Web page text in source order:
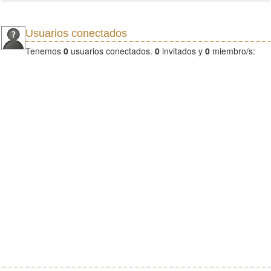
Usuarios conectados
Tenemos 0 usuarios conectados. 0 invitados y 0 miembro/s: